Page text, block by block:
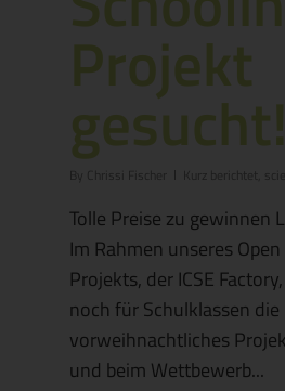
Projekt
gesucht!
By
Tolle Preise zu gewinnen
Im Rahmen unseres
Projekts, der ICSE
noch für Schulklassen
vorweihnachtliches
und beim Wettbewerb...